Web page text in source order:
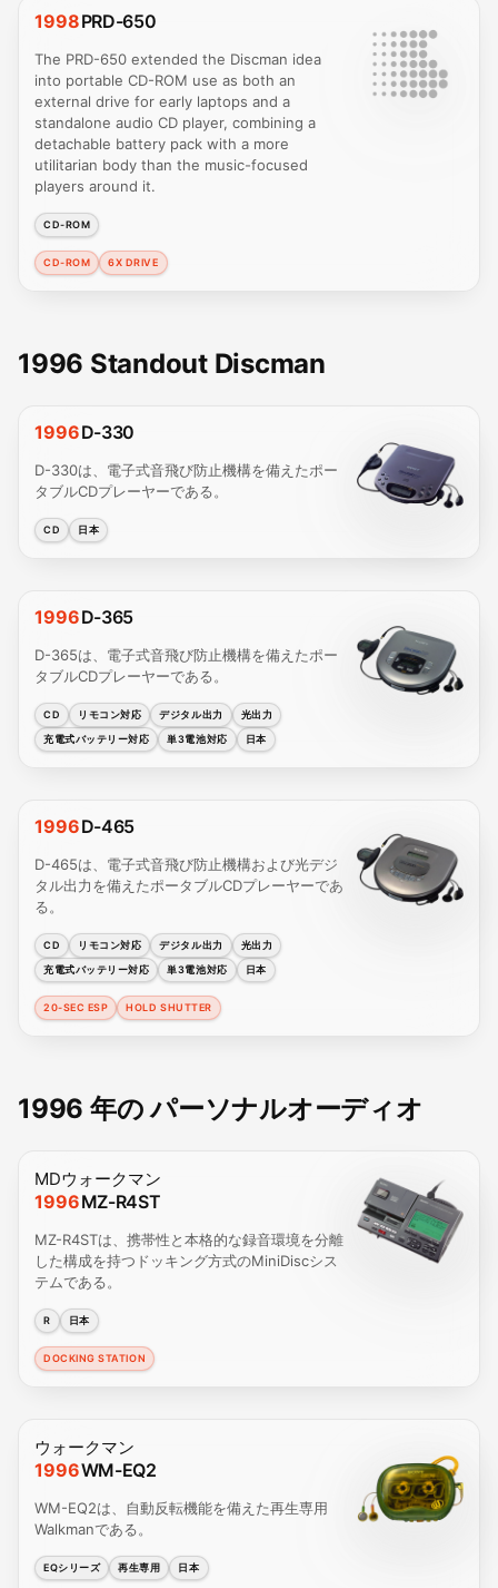
1998PRD-650
The PRD-650 extended the Discman idea
into portable CD-ROM use as both an
external drive for early laptops and a
standalone audio CD player, combining a
detachable battery pack with a more
utilitarian body than the music-focused
players around it.
CD-ROM
CD-ROM 6X DRIVE
1996 Standout Discman
1996D-330
D-330は、電子式音飛び防止機構を備えたポー
タブルCDプレーヤーである。
CD 日本
1996D-365
D-365は、電子式音飛び防止機構を備えたポー
タブルCDプレーヤーである。
CD リモコン対応 デジタル出力
光出力
充電式バッテリー対応
単3電池対応 日本
1996D-465
D-465は、電子式音飛び防止機構および光デジ
タル出力を備えたポータブルCDプレーヤーであ
る。
CD リモコン対応 デジタル出力
光出力
充電式バッテリー対応
単3電池対応 日本
20-SEC ESP HOLD SHUTTER
1996 年の パーソナルオーディオ
MDウォークマン
1996MZ-R4ST
MZ-R4STは、携帯性と本格的な録音環境を分離
した構成を持つドッキング方式のMiniDiscシス
テムである。
R 日本
DOCKING STATION
ウォークマン
1996WM-EQ2
WM-EQ2は、自動反転機能を備えた再生専用
Walkmanである。
EQシリーズ 再生専用 日本